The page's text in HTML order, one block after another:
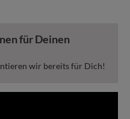
für Deinen
wir bereits für Dich!